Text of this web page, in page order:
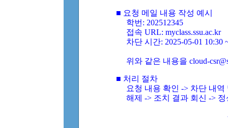
■ 요청 메일 내용 작성 예시
학번: 202512345
접속 URL: myclass.ssu.ac.kr
차단 시간: 2025-05-01 10:30
위와 같은 내용을 cloud-
■ 처리 절차
요청 내용 확인 -> 차단 내
해제 -> 조치 결과 회신 ->